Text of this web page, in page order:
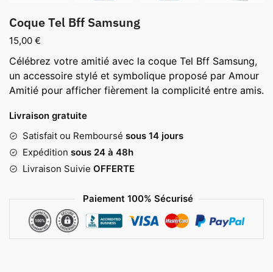
Coque Tel Bff Samsung
15,00 €
Célébrez votre amitié avec la coque Tel Bff Samsung,
un accessoire stylé et symbolique proposé par Amour
Amitié pour afficher fièrement la complicité entre amis.
Livraison gratuite
Satisfait ou Remboursé sous 14 jours
Expédition sous 24 à 48h
Livraison Suivie OFFERTE
Paiement 100% Sécurisé